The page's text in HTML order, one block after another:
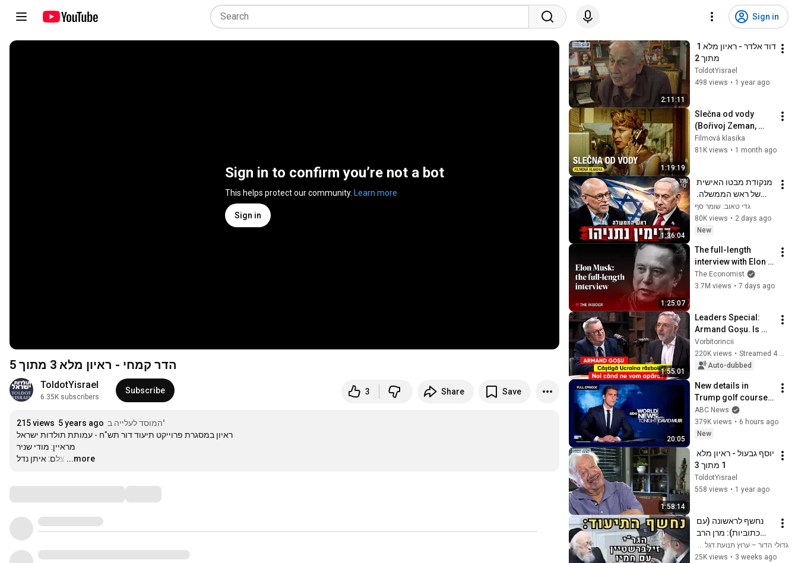
Sign in
Sign in to confirm you’re not a bot
This helps protect our community. Learn more
Sign in
הדר קמחי - ראיון מלא 3 מתוך 5
ToldotYisrael
6.35K subscribers
Subscribe 3 Share Save
215 views 5 years ago 'המוסד לעלייה ב
ראיון במסגרת פרוייקט תיעוד דור תש"ח - עמותת תולדות ישראל
מראיין: מודי שניר
צלם: איתן נדל …
...more
2:11:11
מתוך 2
ToldotYisrael
498 views • 1 year ago
1:19:19
Slečna od vody
(Bořivoj Zeman,
1959, celý film)
Filmová klasika
81K views • 1 month ago
1:36:04
שומר סף 385 עם
בנימין נתניהו
גדי טאוב: שומר סף
80K views • 2 days ago
New
1:25:07
The full-length
interview with Elon
Musk | The
Economist
The Economist
3.7M views • 7 days ago
1:55:01
Leaders Special:
Armand Goșu. Is
Ukraine winning the
war? When will we
defend ourselves?
Vorbitorincii
220K views •
Streamed 4 weeks ago
Auto-dubbed
20:05
New details in
Trump golf course
arrest: ABC World
News Tonight with
David Muir - Aug. 5,
ABC News
379K views • 6 hours ago
New
1:58:14
1 מתוך 3
ToldotYisrael
558 views • 1 year ago
רשכבה"ג הגרי"ש
גדולי הדור – ערוץ תנועת דגל התורה | Gedolei Hador
25K views • 3 weeks ago